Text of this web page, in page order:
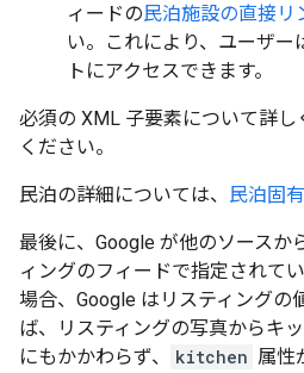
ィードの民泊施設の直接リ
い。これにより、ユーザー
トにアクセスできます。
必須の XML 子要素について詳し
ください。
民泊の詳細については、 民泊固
最後に、Google が他のソースか
ィングのフィードで指定されて
場合、Google はリスティングの
ば、リスティングの写真からキ
にもかかわらず、
kitchen 属性